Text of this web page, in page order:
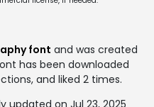
font and was created
has been downloaded
and liked 2 times.
updated on Jul 23, 2025